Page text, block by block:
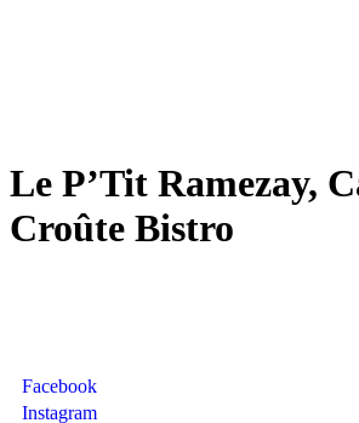
Le P’Tit Ramezay,
Croûte Bistro
Facebook
Instagram